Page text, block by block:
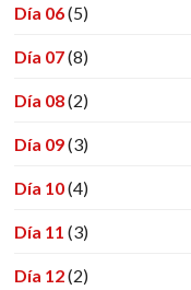
Día 06(5)
Día 07(8)
Día 08(2)
Día 09(3)
Día 10(4)
Día 11 (3)
Día 12(2)